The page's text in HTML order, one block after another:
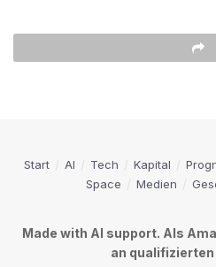
Start AI Tech Kapital
Space
Medien
Made with AI support. Als
an qualifizierten